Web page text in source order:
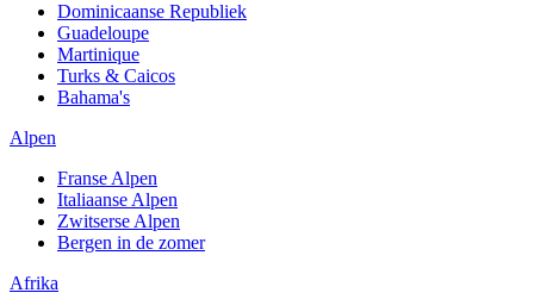
Dominicaanse Republiek
Guadeloupe
Martinique
Turks & Caicos
Bahama's
Alpen
Franse Alpen
Italiaanse Alpen
Zwitserse Alpen
Bergen in de zomer
Afrika